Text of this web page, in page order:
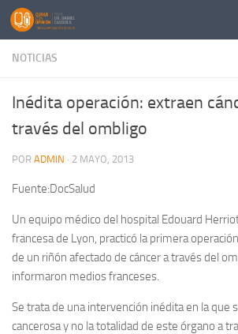
Saltar al contenido
NOTICIAS
Inédita operación: extraen
través del ombligo
POR ADMIN · 2 MAYO, 2013
Fuente:DocSalud
Un equipo médico del hospital Edouard
francesa de Lyon, practicó la primera
de un riñón afectado de cáncer a través del
informaron medios franceses.
Se trata de una intervención inédita en la que
cancerosa y no la totalidad de este órgano a